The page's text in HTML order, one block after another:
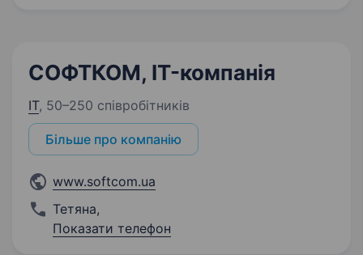
СОФТКОМ, IT-компанія
IT, 50–250 співробітників
Більше про компанію
www.softcom.ua
Тетяна,
Показати телефон